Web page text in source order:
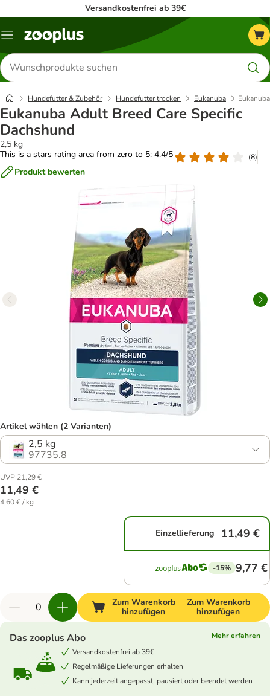
Versandkostenfrei ab 39€
Menü
Produkte
suchen
Hundefutter & Zubehör Hundefutter trocken Eukanuba
Eukanuba Adult Breed Care Specific
Dachshund
2,5 kg
This is a stars rating area from zero to 5: 4.4/5
(8)
Produkt bewerten
Artikel wählen (2 Varianten)
2,5 kg
97735.8
UVP 21,29 €
11,49 €
4,60 € / kg
Einzellieferung 11,49 €
-15% 9,77 €
Zum Warenkorb
hinzufügen
Zum Warenkorb
hinzufügen
Das zooplus Abo
Mehr erfahren
Versandkostenfrei ab 39€
Regelmäßige Lieferungen erhalten
Kann jederzeit angepasst, pausiert oder beendet werden